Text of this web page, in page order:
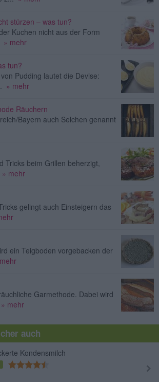
stürzen – was tun?
Kuchen nicht aus der Form
» mehr
tun?
Pudding lautet die Devise:
» mehr
Räuchern
Bayern auch Selchen genannt
Tricks beim Grillen beherzigt,
» mehr
gelingt auch Einsteigern das
ein Teigboden vorgebacken der
Garmethode. Dabei wird
» mehr
auch
Kondensmilch